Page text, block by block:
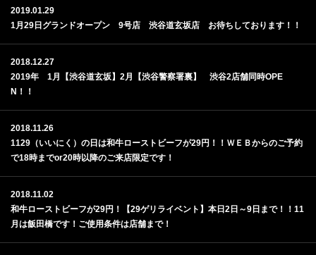
2019.01.29
1月29日グランドオープン 9号店 渋谷道玄坂店 お待ちしております！！
2018.12.27
2019年 1月【渋谷道玄坂】2月【渋谷警察署裏】 渋谷2店舗同時OPE
N！！
2018.11.26
1129（いいにく）の日は和牛ローストビーフが29円！！ＷＥＢからのご予約
で18時までor20時以降のご来店限定です！
2018.11.02
和牛ローストビーフが29円！【29ゲリライベント】本日2日～9日まで！！11
月は飯田橋です！ご使用条件は店舗まで！